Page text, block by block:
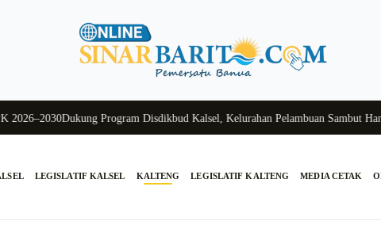
Dukung Program Disdikbud Kalsel, Kelurahan Pelambuan Sambut Hangat
LEGISLATIF KALSEL KALTENG LEGISLATIF KALTENG MEDIA CETAK